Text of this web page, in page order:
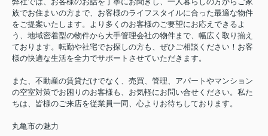
族でお住まいの方まで、お客様のライフスタイルに合った最適な物件
をご提案いたします。より多くのお客様のご要望にお応えできるよ
う、地域密着型の物件から大手管理会社の物件まで、幅広く取り揃え
ております。転勤や社宅でお探しの方も、ぜひご相談ください！お客
様の快適な生活を全力でサポートさせていただきます。
また、不動産の賃貸だけでなく、売買、管理、アパートやマンション
の空室対策でお困りのお客様も、お気軽にお問い合せください。私た
ちは、皆様のご来店を従業員一同、心よりお待ちしております。
丸亀市の魅力